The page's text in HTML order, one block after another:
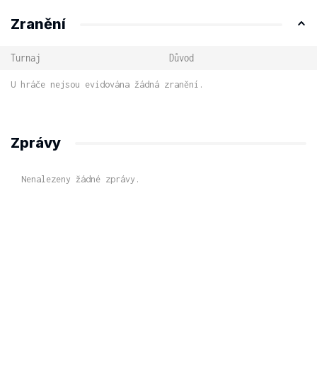
Zranění
Turnaj Důvod
U hráče nejsou evidována žádná zranění.
Zprávy
Nenalezeny žádné zprávy.